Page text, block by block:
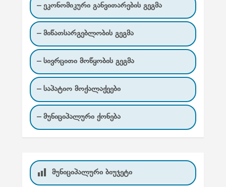
– ეკონომიკური განვითარების გეგმა
– მიწათსარგებლობის გეგმა
– სივრცითი მოწყობის გეგმა
– საპატიო მოქალაქეები
– მუნიციპალური ქონება
მუნიციპალური ბიუჯეტი